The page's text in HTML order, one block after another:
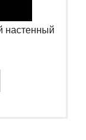
настенный